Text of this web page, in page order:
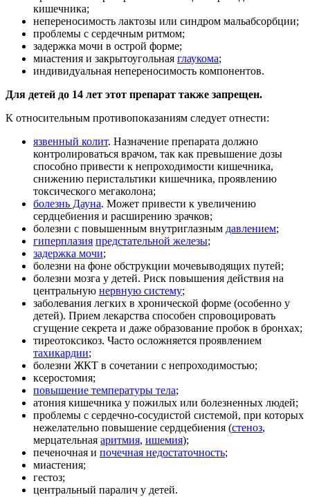
кишечника;
непереносимость лактозы или синдром мальабсорбции;
проблемы с сердечным ритмом;
задержка мочи в острой форме;
миастения и закрытоугольная глаукома;
индивидуальная непереносимость компонентов.
Для детей до 14 лет этот препарат также запрещен.
К относительным противопоказаниям следует отнести:
язвенный колит. Назначение препарата должно
контролироваться врачом, так как превышение дозы
способно привести к непроходимости кишечника,
снижению перистальтики кишечника, проявлению
токсического мегаколона;
болезнь Дауна. Может привести к увеличению
сердцебиения и расширению зрачков;
болезни с повышенным внутриглазным давлением;
гиперплазия предстательной железы;
задержка мочи;
болезни на фоне обструкции мочевыводящих путей;
болезни мозга у детей. Риск повышения действия на
центральную нервную систему;
заболевания легких в хронической форме (особенно у
детей). Прием лекарства способен спровоцировать
сгущение секрета и даже образование пробок в бронхах;
тиреотоксикоз. Часто осложняется проявлением
тахикардии;
болезни ЖКТ в сочетании с непроходимостью;
ксеростомия;
повышение температуры тела;
атония кишечника у пожилых или болезненных людей;
проблемы с сердечно-сосудистой системой, при которых
нежелательно повышение сердцебиения (стеноз,
мерцательная аритмия, ишемия);
печеночная и почечная недостаточность;
миастения;
гестоз;
центральный паралич у детей.